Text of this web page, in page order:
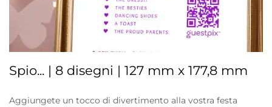
Spio... | 8 disegni | 127 mm x 177,8 mm
Aggiungete un tocco di divertimento alla vostra festa